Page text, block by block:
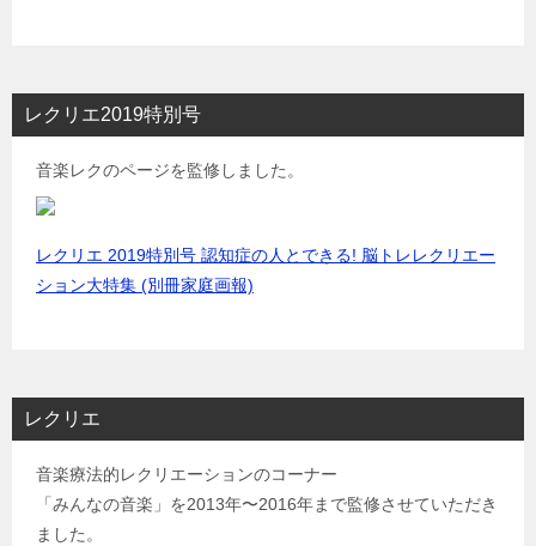
レクリエ2019特別号
音楽レクのページを監修しました。
レクリエ 2019特別号 認知症の人とできる! 脳トレレクリエー
ション大特集 (別冊家庭画報)
レクリエ
音楽療法的レクリエーションのコーナー
「みんなの音楽」を2013年〜2016年まで監修させていただき
ました。